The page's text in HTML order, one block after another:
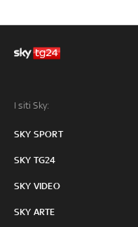
I siti Sky:
SKY SPORT
SKY TG24
SKY VIDEO
SKY ARTE